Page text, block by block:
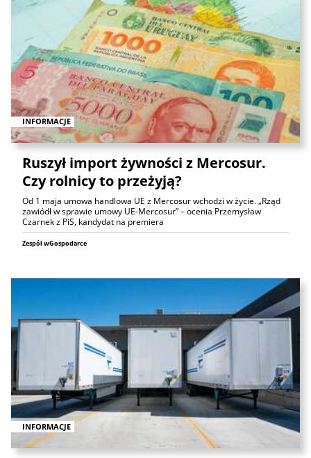
INFORMACJE
Ruszył import żywności z Mercosur.
Czy rolnicy to przeżyją?
Od 1 maja umowa handlowa UE z Mercosur wchodzi w życie. „Rząd
zawiódł w sprawie umowy UE-Mercosur” – ocenia Przemysław
Czarnek z PiS, kandydat na premiera
Zespół wGospodarce
INFORMACJE